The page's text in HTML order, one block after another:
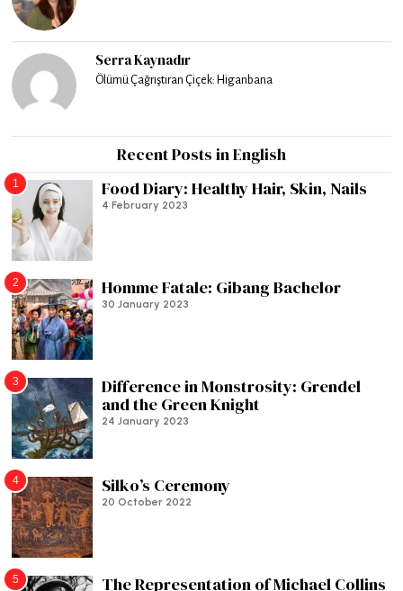
Serra Kaynadır
Ölümü Çağrıştıran Çiçek: Higanbana
Recent Posts in English
1 Food Diary: Healthy Hair, Skin, Nails
4 February 2023
2 Homme Fatale: Gibang Bachelor
30 January 2023
3
Difference in Monstrosity: Grendel
and the Green Knight
24 January 2023
4 Silko’s Ceremony
20 October 2022
5 The Representation of Michael Collins